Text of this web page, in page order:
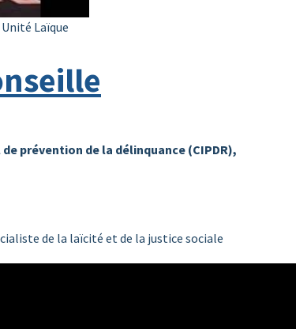
Laïque
prévention de la délinquance (CIPDR),
de la laïcité et de la justice sociale